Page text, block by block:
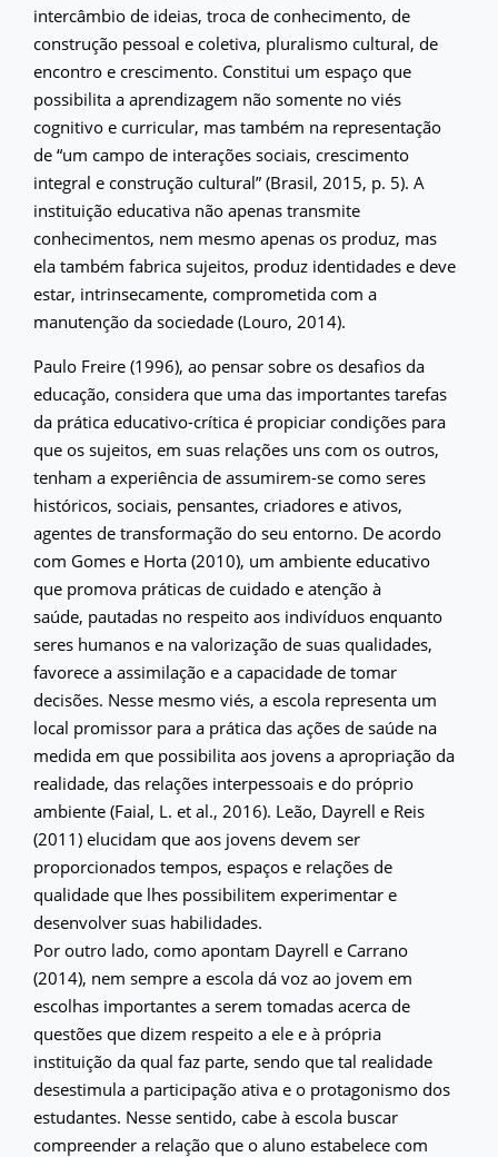
intercâmbio de ideias, troca de conhecimento, de
construção pessoal e coletiva, pluralismo cultural, de
encontro e crescimento. Constitui um espaço que
possibilita a aprendizagem não somente no viés
cognitivo e curricular, mas também na representação
de “um campo de interações sociais, crescimento
integral e construção cultural” (Brasil, 2015, p. 5). A
instituição educativa não apenas transmite
conhecimentos, nem mesmo apenas os produz, mas
ela também fabrica sujeitos, produz identidades e deve
estar, intrinsecamente, comprometida com a
manutenção da sociedade (Louro, 2014).
Paulo Freire (1996), ao pensar sobre os desafios da
educação, considera que uma das importantes tarefas
da prática educativo-crítica é propiciar condições para
que os sujeitos, em suas relações uns com os outros,
tenham a experiência de assumirem-se como seres
históricos, sociais, pensantes, criadores e ativos,
agentes de transformação do seu entorno. De acordo
com Gomes e Horta (2010), um ambiente educativo
que promova práticas de cuidado e atenção à
saúde, pautadas no respeito aos indivíduos enquanto
seres humanos e na valorização de suas qualidades,
favorece a assimilação e a capacidade de tomar
decisões. Nesse mesmo viés, a escola representa um
local promissor para a prática das ações de saúde na
medida em que possibilita aos jovens a apropriação da
realidade, das relações interpessoais e do próprio
ambiente (Faial, L. et al., 2016). Leão, Dayrell e Reis
(2011) elucidam que aos jovens devem ser
proporcionados tempos, espaços e relações de
qualidade que lhes possibilitem experimentar e
desenvolver suas habilidades.
Por outro lado, como apontam Dayrell e Carrano
(2014), nem sempre a escola dá voz ao jovem em
escolhas importantes a serem tomadas acerca de
questões que dizem respeito a ele e à própria
instituição da qual faz parte, sendo que tal realidade
desestimula a participação ativa e o protagonismo dos
estudantes. Nesse sentido, cabe à escola buscar
compreender a relação que o aluno estabelece com